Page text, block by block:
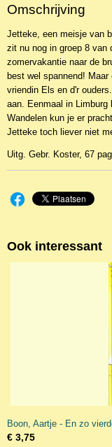
Omschrijving
Jetteke, een meisje van
zit nu nog in groep 8 van
zomervakantie naar de
best wel spannend!
vriendin Els en d'r
aan. Eenmaal in
Wandelen kun je er
Jetteke toch liever niet
Uitg. Gebr. Koster, 67
Ook interessant
Boon, Aartje - En zo
€ 3,75